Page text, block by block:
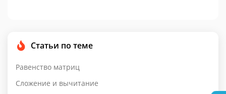
Статьи по теме
Равенство матриц
Сложение и вычитание